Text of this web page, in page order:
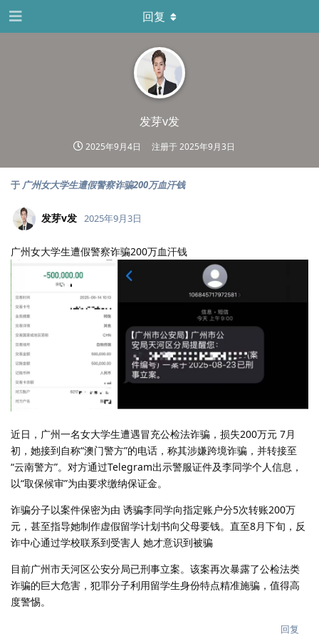
发芽v发
2025年9月4日 注册于2025年9月3日
回复
于 广州女大学生遭假警察诈骗200万血汗钱
发芽v发 2025年9月3日
广州女大学生遭假警察诈骗200万血汗钱
近日，广州一名女大学生遭遇冒充公检法诈骗，损失200万元 7月
初，她接到自称“澳门警方”的电话，称其涉嫌跨境诈骗，并转接至
“云南警方”。对方通过Telegram出示警服证件及李同学个人信息，
以“取保候审”为由要求缴纳保证金。
诈骗分子以案件保密为由 诱骗李同学向指定账户分5次转账200万
元，甚至指导她制作虚假留学计划书向父母要钱。直至8月下旬，反
诈中心通过学校联系到受害人 她才意识到被骗
目前广州市天河区公安分局已刑事立案。该案再次暴露了公检法类
诈骗的巨大危害，犯罪分子利用留学生身份特点精准施骗，值得高
度警惕。
回复